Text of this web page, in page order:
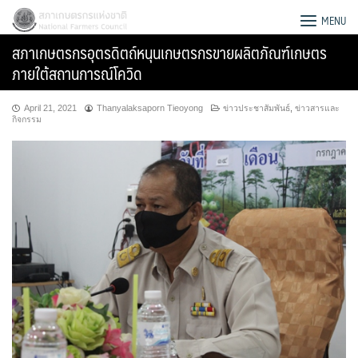
Skip
content
Search
for:
สภาเกษตรกรแห่งชาติ MENU
สภาเกษตรกรอุตรดิตถ์หนุนเกษตรกรขายผลิตภัณฑ์เกษตร
ภายใต้สถานการณ์โควิด
April 21, 2021 Thanyalaksaporn Tieoyong ข่าวประชาสัมพันธ์ ข่าวสารและ
กิจกรรม